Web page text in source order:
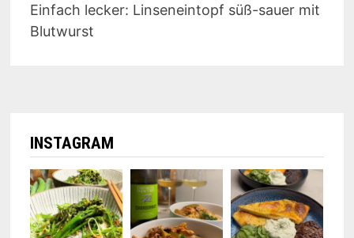
Einfach lecker: Linseneintopf süß-sauer mit
Blutwurst
INSTAGRAM